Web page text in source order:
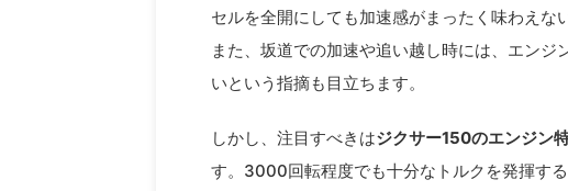
セルを全開にしても加速感がまったく味わえな
また、坂道での加速や追い越し時には、エン
いという指摘も目立ちます。
しかし、注目すべきはジクサー150のエンジン
す。3000回転程度でも十分なトルクを発揮す